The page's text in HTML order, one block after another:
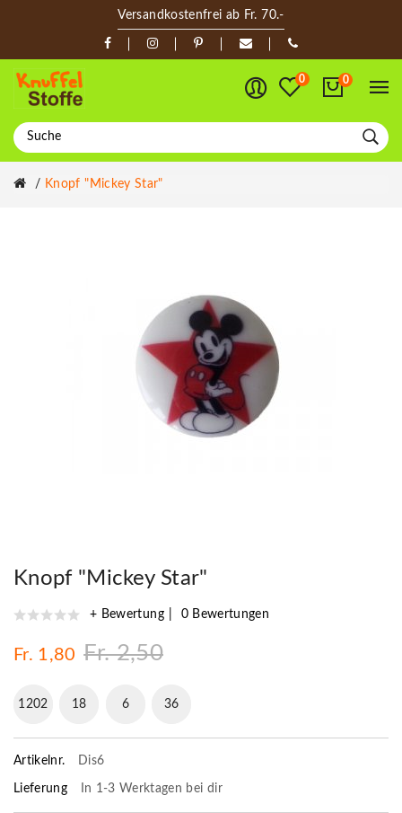
Versandkostenfrei ab Fr. 70.-
0 0
Knopf "Mickey Star"
Knopf "Mickey Star"
+ Bewertung 0 Bewertungen
Fr. 1,80 Fr. 2,50
1202 18 6 35
Artikelnr. Dis6
Lieferung In 1-3 Werktagen bei dir